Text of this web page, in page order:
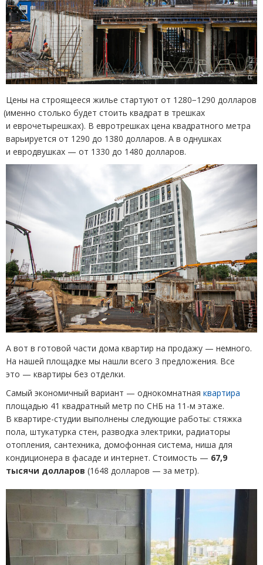
Цены на строящееся жилье стартуют от 1280−1290 долларов
(именно столько будет стоить квадрат в трешках
и еврочетырешках). В евротрешках цена квадратного метра
варьируется от 1290 до 1380 долларов. А в однушках
и евродвушках — от 1330 до 1480 долларов.
А вот в готовой части дома квартир на продажу — немного.
На нашей площадке мы нашли всего 3 предложения. Все
это — квартиры без отделки.
Самый экономичный вариант — однокомнатная квартира
площадью 41 квадратный метр по СНБ на 11-м этаже.
В квартире-студии выполнены следующие работы: стяжка
пола, штукатурка стен, разводка электрики, радиаторы
отопления, сантехника, домофонная система, ниша для
кондиционера в фасаде и интернет. Стоимость — 67,9
тысячи долларов (1648 долларов — за метр).